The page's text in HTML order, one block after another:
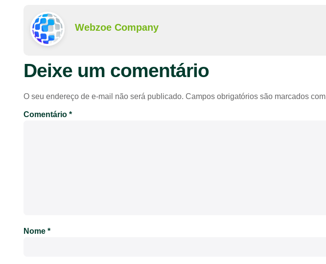
Webzoe Company
Deixe um comentário
O seu endereço de e-mail não será publicado. Campos obrigatórios são marcados com
Comentário *
Nome *